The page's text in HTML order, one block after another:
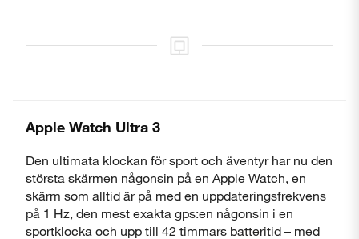
Apple Watch Ultra 3
Den ultimata klockan för sport och äventyr har nu den
största skärmen någonsin på en Apple Watch, en
skärm som alltid är på med en uppdateringsfrekvens
på 1 Hz, den mest exakta gps:en någonsin i en
sportklocka och upp till 42 timmars batteritid – med